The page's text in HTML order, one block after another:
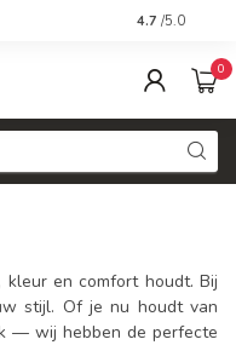
Voor 16.00
4.7 /5.0
0
en comfort houdt. Bij
stijl. Of je nu houdt van
— wij hebben de perfecte